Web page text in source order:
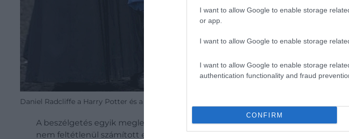
I want to allow Google to enable storage
or app.
I want to allow Google to enable storage
I want to allow Google to enable storage
authentication functionality and fraud
CONFIRM
Daniel Radcliffe a Harry Potter és a Halál ereklyéi második részében
A beszélgetés egyik meglepetése az volt, hogy a második helyre végül a
nem feltétlenül számított erre, de végül mégis ez a film jutott el nála a